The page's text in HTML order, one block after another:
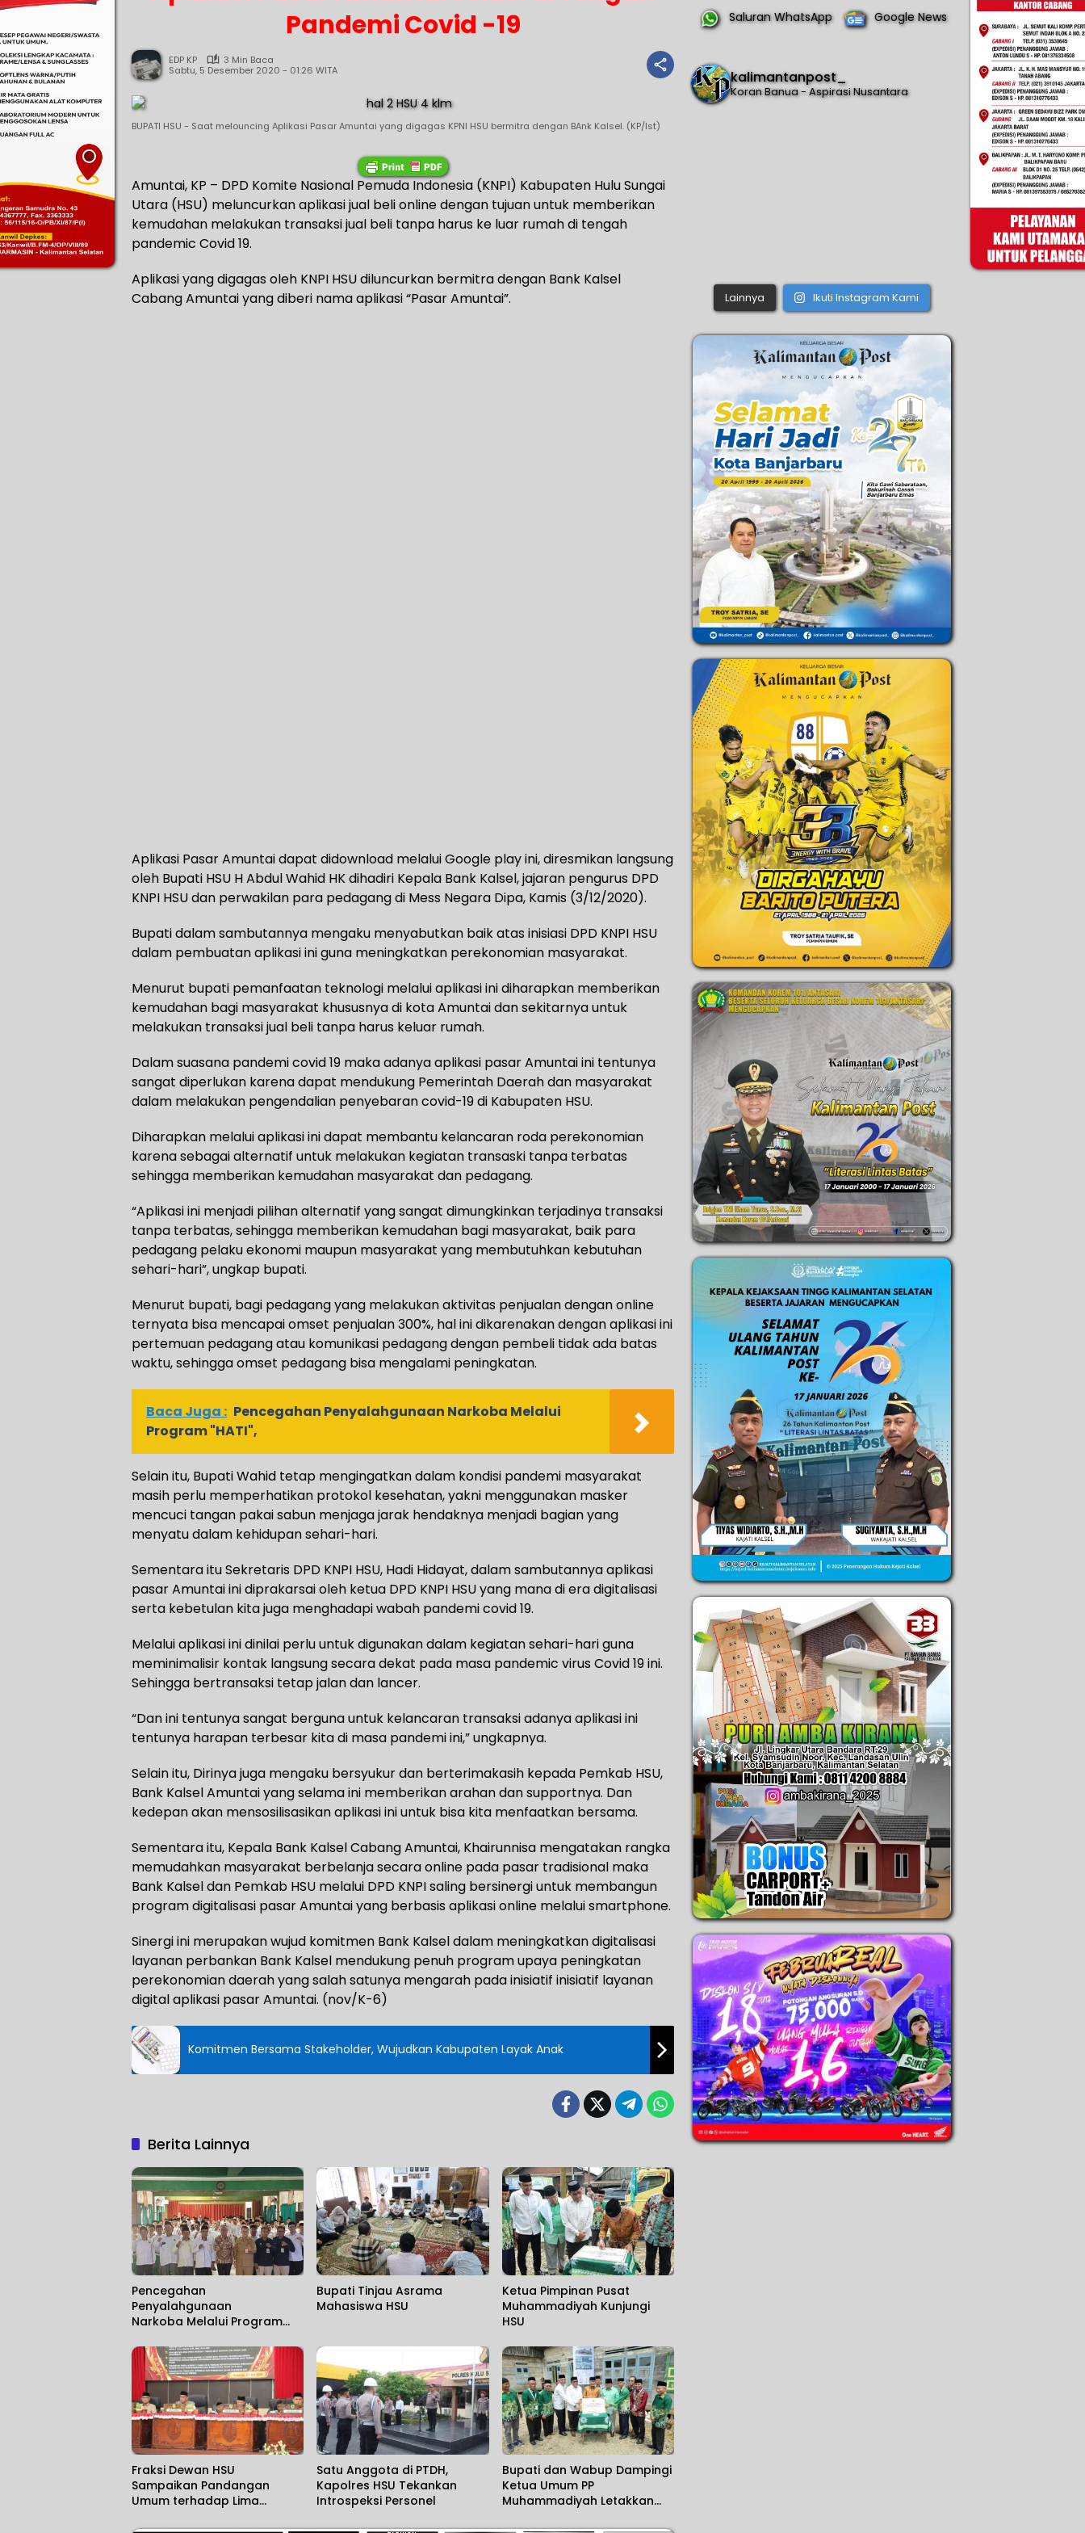
Pandemi Covid -19
EDP KP
3 Min Baca
Sabtu, 5 Desember 2020 - 01:26 WITA
BUPATI HSU - Saat melouncing Aplikasi Pasar Amuntai yang digagas KPNI HSU bermitra dengan BAnk Kalsel. (KP/Ist)
Amuntai, KP – DPD Komite Nasional Pemuda Indonesia (KNPI) Kabupaten Hulu Sungai
Utara (HSU) meluncurkan aplikasi jual beli online dengan tujuan untuk memberikan
kemudahan melakukan transaksi jual beli tanpa harus ke luar rumah di tengah
pandemic Covid 19.
Aplikasi yang digagas oleh KNPI HSU diluncurkan bermitra dengan Bank Kalsel
Cabang Amuntai yang diberi nama aplikasi “Pasar Amuntai”.
Aplikasi Pasar Amuntai dapat didownload melalui Google play ini, diresmikan langsung
oleh Bupati HSU H Abdul Wahid HK dihadiri Kepala Bank Kalsel, jajaran pengurus DPD
KNPI HSU dan perwakilan para pedagang di Mess Negara Dipa, Kamis (3/12/2020).
Bupati dalam sambutannya mengaku menyabutkan baik atas inisiasi DPD KNPI HSU
dalam pembuatan aplikasi ini guna meningkatkan perekonomian masyarakat.
Menurut bupati pemanfaatan teknologi melalui aplikasi ini diharapkan memberikan
kemudahan bagi masyarakat khususnya di kota Amuntai dan sekitarnya untuk
melakukan transaksi jual beli tanpa harus keluar rumah.
Dalam suasana pandemi covid 19 maka adanya aplikasi pasar Amuntai ini tentunya
sangat diperlukan karena dapat mendukung Pemerintah Daerah dan masyarakat
dalam melakukan pengendalian penyebaran covid-19 di Kabupaten HSU.
Diharapkan melalui aplikasi ini dapat membantu kelancaran roda perekonomian
karena sebagai alternatif untuk melakukan kegiatan transaski tanpa terbatas
sehingga memberikan kemudahan masyarakat dan pedagang.
“Aplikasi ini menjadi pilihan alternatif yang sangat dimungkinkan terjadinya transaksi
tanpa terbatas, sehingga memberikan kemudahan bagi masyarakat, baik para
pedagang pelaku ekonomi maupun masyarakat yang membutuhkan kebutuhan
sehari-hari”, ungkap bupati.
Menurut bupati, bagi pedagang yang melakukan aktivitas penjualan dengan online
ternyata bisa mencapai omset penjualan 300%, hal ini dikarenakan dengan aplikasi ini
pertemuan pedagang atau komunikasi pedagang dengan pembeli tidak ada batas
waktu, sehingga omset pedagang bisa mengalami peningkatan.
Baca Juga : Pencegahan Penyalahgunaan Narkoba Melalui
Program "HATI",
Selain itu, Bupati Wahid tetap mengingatkan dalam kondisi pandemi masyarakat
masih perlu memperhatikan protokol kesehatan, yakni menggunakan masker
mencuci tangan pakai sabun menjaga jarak hendaknya menjadi bagian yang
menyatu dalam kehidupan sehari-hari.
Sementara itu Sekretaris DPD KNPI HSU, Hadi Hidayat, dalam sambutannya aplikasi
pasar Amuntai ini diprakarsai oleh ketua DPD KNPI HSU yang mana di era digitalisasi
serta kebetulan kita juga menghadapi wabah pandemi covid 19.
Melalui aplikasi ini dinilai perlu untuk digunakan dalam kegiatan sehari-hari guna
meminimalisir kontak langsung secara dekat pada masa pandemic virus Covid 19 ini.
Sehingga bertransaksi tetap jalan dan lancer.
“Dan ini tentunya sangat berguna untuk kelancaran transaksi adanya aplikasi ini
tentunya harapan terbesar kita di masa pandemi ini,” ungkapnya.
Selain itu, Dirinya juga mengaku bersyukur dan berterimakasih kepada Pemkab HSU,
Bank Kalsel Amuntai yang selama ini memberikan arahan dan supportnya. Dan
kedepan akan mensosilisasikan aplikasi ini untuk bisa kita menfaatkan bersama.
Sementara itu, Kepala Bank Kalsel Cabang Amuntai, Khairunnisa mengatakan rangka
memudahkan masyarakat berbelanja secara online pada pasar tradisional maka
Bank Kalsel dan Pemkab HSU melalui DPD KNPI saling bersinergi untuk membangun
program digitalisasi pasar Amuntai yang berbasis aplikasi online melalui smartphone.
Sinergi ini merupakan wujud komitmen Bank Kalsel dalam meningkatkan digitalisasi
layanan perbankan Bank Kalsel mendukung penuh program upaya peningkatan
perekonomian daerah yang salah satunya mengarah pada inisiatif inisiatif layanan
digital aplikasi pasar Amuntai. (nov/K-6)
Komitmen Bersama Stakeholder, Wujudkan Kabupaten Layak Anak
Berita Lainnya
Pencegahan
Penyalahgunaan
Narkoba Melalui Program
Bupati Tinjau Asrama
Mahasiswa HSU
Ketua Pimpinan Pusat
Muhammadiyah Kunjungi
HSU
Fraksi Dewan HSU
Sampaikan Pandangan
Umum terhadap Lima
Satu Anggota di PTDH,
Kapolres HSU Tekankan
Introspeksi Personel
Bupati dan Wabup Dampingi
Ketua Umum PP
Muhammadiyah Letakkan
Saluran WhatsApp Google News
kalimantanpost_
Koran Banua - Aspirasi Nusantara
Lainnya Ikuti Instagram Kami